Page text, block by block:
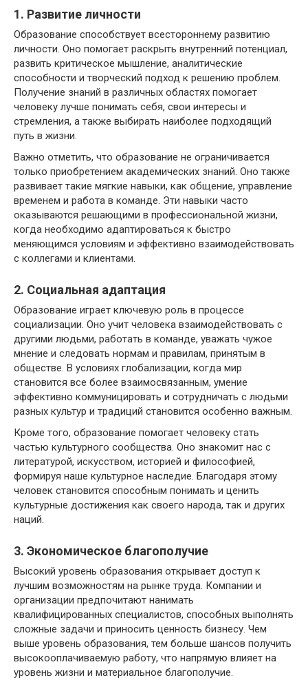
1. Развитие личности
Образование способствует всестороннему развитию
личности. Оно помогает раскрыть внутренний потенциал,
развить критическое мышление, аналитические
способности и творческий подход к решению проблем.
Получение знаний в различных областях помогает
человеку лучше понимать себя, свои интересы и
стремления, а также выбирать наиболее подходящий
путь в жизни.
Важно отметить, что образование не ограничивается
только приобретением академических знаний. Оно также
развивает такие мягкие навыки, как общение, управление
временем и работа в команде. Эти навыки часто
оказываются решающими в профессиональной жизни,
когда необходимо адаптироваться к быстро
меняющимся условиям и эффективно взаимодействовать
с коллегами и клиентами.
2. Социальная адаптация
Образование играет ключевую роль в процессе
социализации. Оно учит человека взаимодействовать с
другими людьми, работать в команде, уважать чужое
мнение и следовать нормам и правилам, принятым в
обществе. В условиях глобализации, когда мир
становится все более взаимосвязанным, умение
эффективно коммуницировать и сотрудничать с людьми
разных культур и традиций становится особенно важным.
Кроме того, образование помогает человеку стать
частью культурного сообщества. Оно знакомит нас с
литературой, искусством, историей и философией,
формируя наше культурное наследие. Благодаря этому
человек становится способным понимать и ценить
культурные достижения как своего народа, так и других
наций.
3. Экономическое благополучие
Высокий уровень образования открывает доступ к
лучшим возможностям на рынке труда. Компании и
организации предпочитают нанимать
квалифицированных специалистов, способных выполнять
сложные задачи и приносить ценность бизнесу. Чем
выше уровень образования, тем больше шансов получить
высокооплачиваемую работу, что напрямую влияет на
уровень жизни и материальное благополучие.